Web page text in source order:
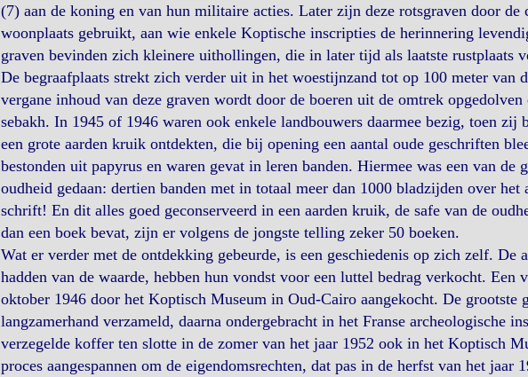
(7) aan de koning en van hun militaire acties. Later zijn deze rotsgraven door de
woonplaats gebruikt, aan wie enkele Koptische inscripties de herinnering
graven bevinden zich kleinere uithollingen, die in later tijd als laatste rustplaats
De begraafplaats strekt zich verder uit in het woestijnzand tot op 100 meter van
vergane inhoud van deze graven wordt door de boeren uit de omtrek
sebakh. In 1945 of 1946 waren ook enkele landbouwers daarmee bezig, toen zij
een grote aarden kruik ontdekten, die bij opening een aantal oude geschriften
bestonden uit papyrus en waren gevat in leren banden. Hiermee was een van de
oudheid gedaan: dertien banden met in totaal meer dan 1000 bladzijden over het
schrift! En dit alles goed geconserveerd in een aarden kruik, de safe van de
dan een boek bevat, zijn er volgens de jongste telling zeker 50 boeken.
Wat er verder met de ontdekking gebeurde, is een geschiedenis op zich zelf. De
hadden van de waarde, hebben hun vondst voor een luttel bedrag verkocht. Een
oktober 1946 door het Koptisch Museum in Oud-Cairo aangekocht. De grootste
langzamerhand verzameld, daarna ondergebracht in het Franse archeologische
verzegelde koffer ten slotte in de zomer van het jaar 1952 ook in het Koptisch
proces aangespannen om de eigendomsrechten, dat pas in de herfst van het jaar